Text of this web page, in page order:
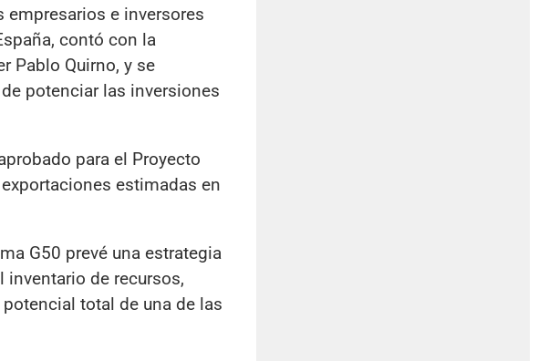
e inversores
contó con la
Pablo Quirno, y se
potenciar las inversiones
para el Proyecto
estimadas en
G50 prevé una estrategia
de recursos,
total de una de las